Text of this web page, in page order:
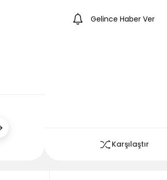
Gelince Haber Ver
Karşılaştır